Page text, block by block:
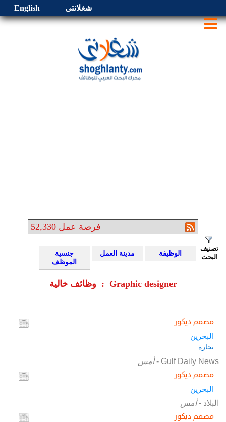
شغلانتى English
52,330 فرصة عمل
تصنيف
البحث
الوظيفة مدينة العمل
جنسية
الموظف
وظائف خالية : Graphic designer
مصمم ديكور
البحرين
نجارة
Gulf Daily News
-أمس
مصمم ديكور
البحرين
البلاد -أمس
مصمم ديكور